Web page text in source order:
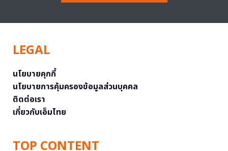
LEGAL
นโยบายคุกกี้
นโยบายการคุ้มครองข้อมูลส่วนบุคคล
ติดต่อเรา
เกี่ยวกับเอ็มไทย
TOP CONTENT